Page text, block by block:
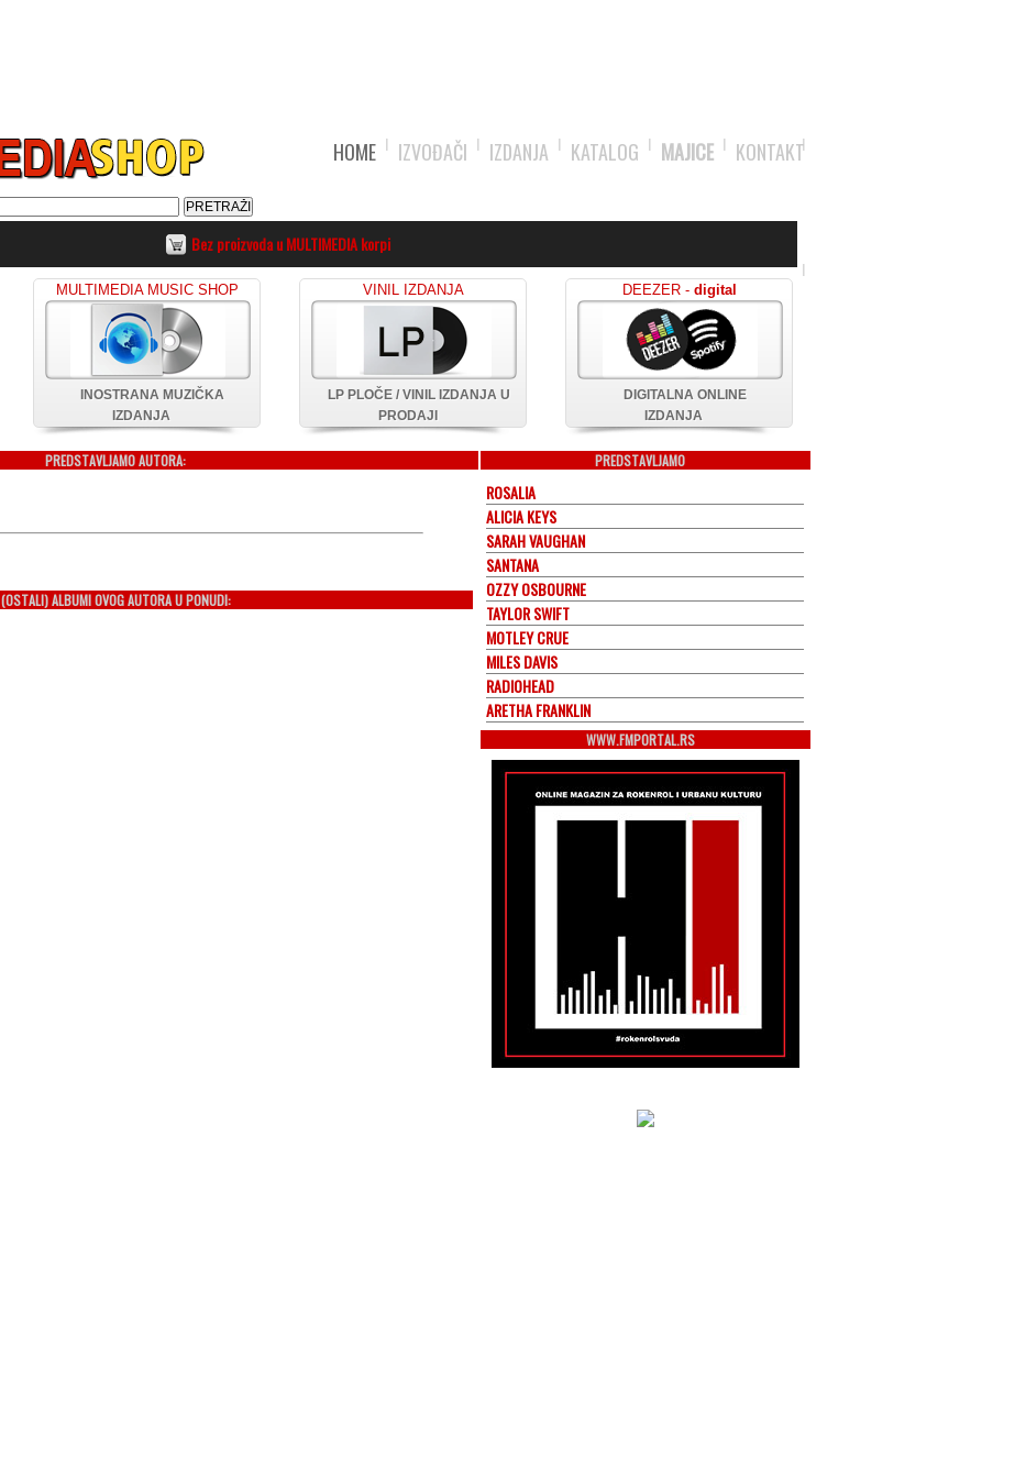
HOME IZVOĐAČI IZDANJA KATALOG MAJICE KONTAKT
Bez proizvoda u MULTIMEDIA korpi
MULTIMEDIA MUSIC SHOP
INOSTRANA MUZIČKA
IZDANJA
VINIL IZDANJA
LP PLOČE / VINIL IZDANJA U
PRODAJI
DEEZER - digital
DIGITALNA ONLINE
IZDANJA
PREDSTAVLJAMO AUTORA:
(OSTALI) ALBUMI OVOG AUTORA U PONUDI:
PREDSTAVLJAMO
ROSALIA
ALICIA KEYS
SARAH VAUGHAN
SANTANA
OZZY OSBOURNE
TAYLOR SWIFT
MOTLEY CRUE
MILES DAVIS
RADIOHEAD
ARETHA FRANKLIN
WWW.FMPORTAL.RS